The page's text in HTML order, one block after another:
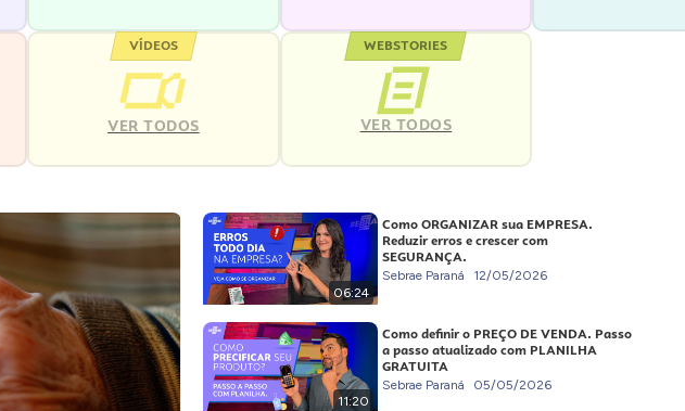
VÍDEOS
VER TODOS
WEBSTORIES
VER TODOS
06:24
Como ORGANIZAR sua EMPRESA.
Reduzir erros e crescer com
SEGURANÇA.
Sebrae Paraná 12/05/2026
11:20
Como definir o PREÇO DE VENDA. Passo
a passo atualizado com PLANILHA
GRATUITA
Sebrae Paraná 05/05/2026